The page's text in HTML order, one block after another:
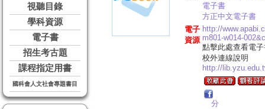
視聽目錄
學科資源
電子書
招生考古題
課程指定用書
國科會人文社會專題書目
電子書
方正中文電子書
電子
資源
http://
m801-w014-
點擊此處查看電
校外連線說明
http://
分